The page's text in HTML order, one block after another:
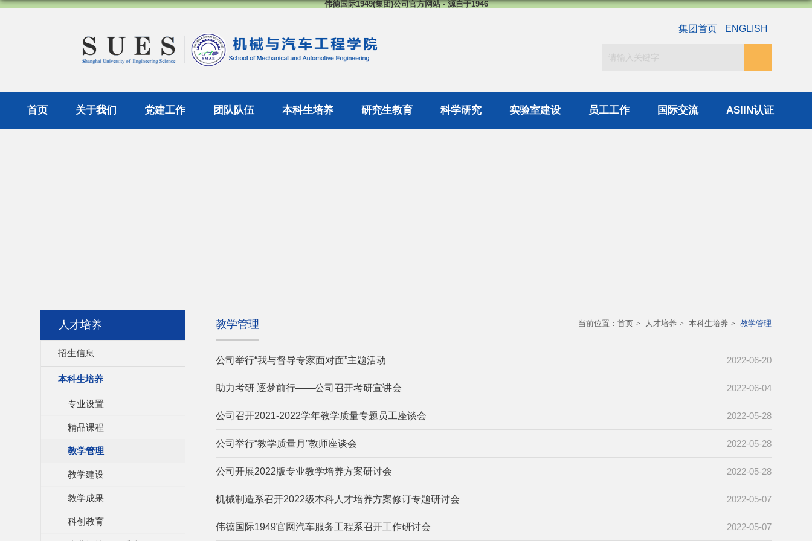
伟德国际1949(集团)公司官方网站 - 源自于1946
集团首页 ENGLISH
首页 关于我们 党建工作 团队队伍 本科生培养 研究生教育 科学研究 实验室建设 员工工作 国际交流 ASIIN认证
人才培养
招生信息
本科生培养
专业设置
精品课程
教学管理
教学建设
教学成果
科创教育
当前位置： 首页 人才培养 本科生培养 教学管理
教学管理
公司举行“我与督导专家面对面”主题活动 2022-06-20
助力考研 逐梦前行——公司召开考研宣讲会 2022-06-04
公司召开2021-2022学年教学质量专题员工座谈会 2022-05-28
公司举行“教学质量月”教师座谈会 2022-05-28
公司开展2022版专业教学培养方案研讨会 2022-05-28
机械制造系召开2022级本科人才培养方案修订专题研讨会 2022-05-07
伟德国际1949官网汽车服务工程系召开工作研讨会 2022-05-07